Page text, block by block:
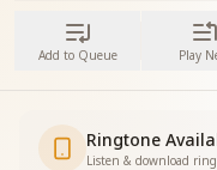
Add to Queue Play
Ringtone
Listen & download